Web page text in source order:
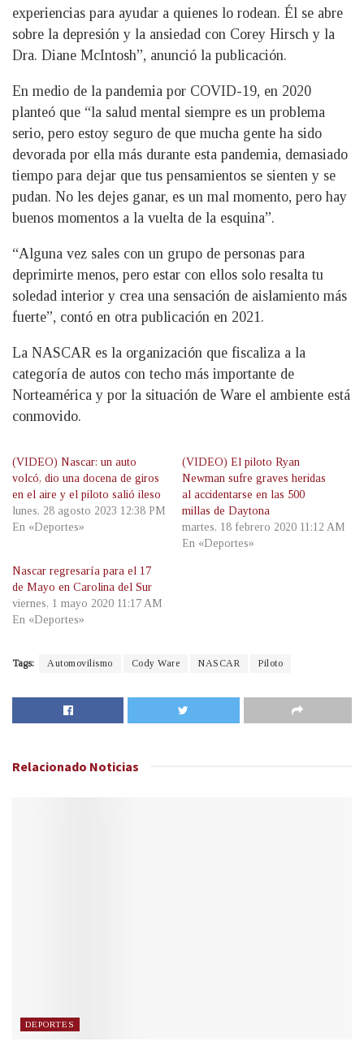
experiencias para ayudar a quienes lo rodean. Él se abre
sobre la depresión y la ansiedad con Corey Hirsch y la
Dra. Diane McIntosh”, anunció la publicación.
En medio de la pandemia por COVID-19, en 2020
planteó que “la salud mental siempre es un problema
serio, pero estoy seguro de que mucha gente ha sido
devorada por ella más durante esta pandemia, demasiado
tiempo para dejar que tus pensamientos se sienten y se
pudan. No les dejes ganar, es un mal momento, pero hay
buenos momentos a la vuelta de la esquina”.
“Alguna vez sales con un grupo de personas para
deprimirte menos, pero estar con ellos solo resalta tu
soledad interior y crea una sensación de aislamiento más
fuerte”, contó en otra publicación en 2021.
La NASCAR es la organización que fiscaliza a la
categoría de autos con techo más importante de
Norteamérica y por la situación de Ware el ambiente está
conmovido.
(VIDEO) Nascar: un auto
volcó, dio una docena de giros
en el aire y el piloto salió ileso
lunes, 28 agosto 2023 12:38 PM
En «Deportes»
(VIDEO) El piloto Ryan
Newman sufre graves heridas
al accidentarse en las 500
millas de Daytona
martes, 18 febrero 2020 11:12 AM
En «Deportes»
Nascar regresaría para el 17
de Mayo en Carolina del Sur
viernes, 1 mayo 2020 11:17 AM
En «Deportes»
Tags: Automovilismo Cody Ware NASCAR Piloto
Relacionado Noticias
DEPORTES